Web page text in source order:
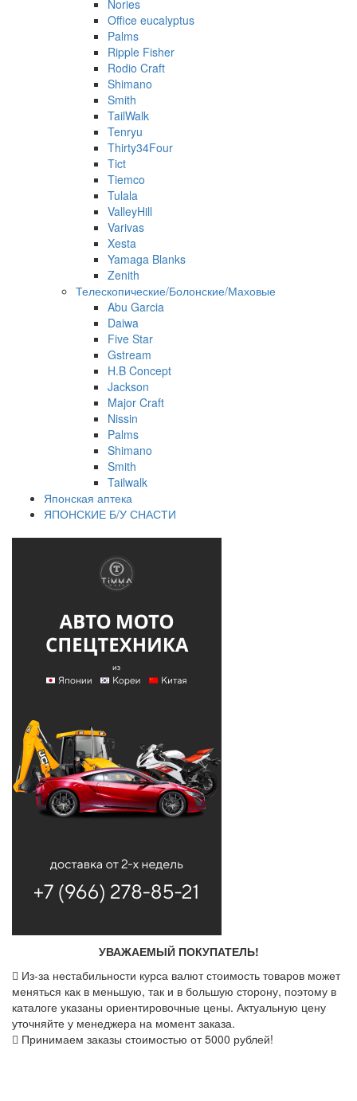
Nories
Office eucalyptus
Palms
Ripple Fisher
Rodio Craft
Shimano
Smith
TailWalk
Tenryu
Thirty34Four
Tict
Tiemco
Tulala
ValleyHill
Varivas
Xesta
Yamaga Blanks
Zenith
Телескопические/Болонские/Маховые
Abu Garcia
Daiwa
Five Star
Gstream
H.B Concept
Jackson
Major Craft
Nissin
Palms
Shimano
Smith
Tailwalk
Японская аптека
ЯПОНСКИЕ Б/У СНАСТИ
УВАЖАЕМЫЙ ПОКУПАТЕЛЬ!
Из-за нестабильности курса валют стоимость товаров может
меняться как в меньшую, так и в большую сторону, поэтому в
каталоге указаны ориентировочные цены. Актуальную цену
уточняйте у менеджера на момент заказа.
Принимаем заказы стоимостью от 5000 рублей!